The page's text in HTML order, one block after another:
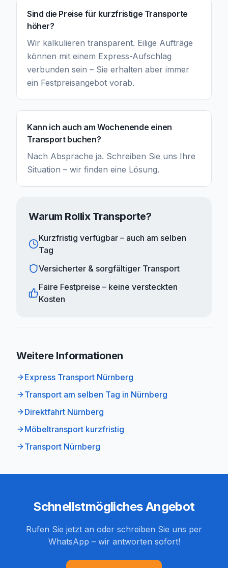
Sind die Preise für kurzfristige Transporte
höher?
Wir kalkulieren transparent. Eilige Aufträge
können mit einem Express-Aufschlag
verbunden sein – Sie erhalten aber immer
ein Festpreisangebot vorab.
Kann ich auch am Wochenende einen
Transport buchen?
Nach Absprache ja. Schreiben Sie uns Ihre
Situation – wir finden eine Lösung.
Warum Rollix Transporte?
Kurzfristig verfügbar – auch am selben
Tag
Versicherter & sorgfältiger Transport
Faire Festpreise – keine versteckten
Kosten
Weitere Informationen
Express Transport Nürnberg
Transport am selben Tag in Nürnberg
Direktfahrt Nürnberg
Möbeltransport kurzfristig
Transport Nürnberg
Schnellstmögliches Angebot
Rufen Sie jetzt an oder schreiben Sie uns per
WhatsApp – wir antworten sofort!